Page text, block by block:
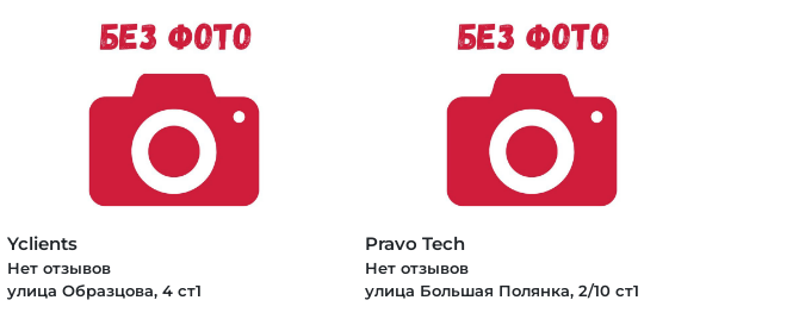
Yclients
Нет отзывов
улица Образцова, 4 ст1
Pravo Tech
Нет отзывов
улица Большая Полянка, 2/10 ст1